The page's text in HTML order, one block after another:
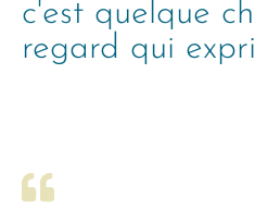
c'est quelque
regard qui